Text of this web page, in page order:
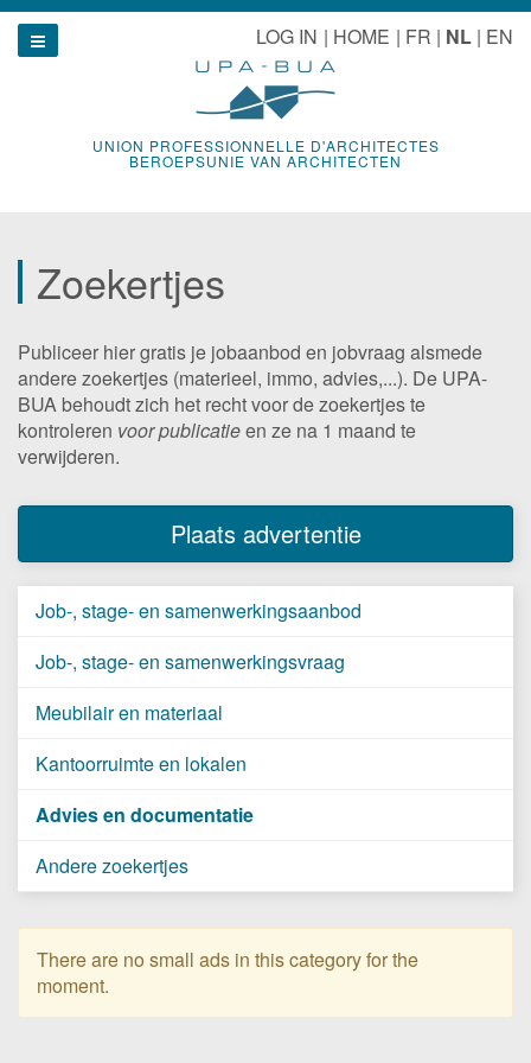
Naar
inhoud
LOG IN HOME FR NL EN
UNION PROFESSIONNELLE D'ARCHITECTES
BEROEPSUNIE VAN ARCHITECTEN
Show navigation
Zoekertjes
Publiceer hier gratis je jobaanbod en jobvraag alsmede
andere zoekertjes (materieel, immo, advies,...). De UPA-
BUA behoudt zich het recht voor de zoekertjes te
kontroleren voor publicatieen ze na 1 maand te
verwijderen.
Plaats advertentie
Job-, stage- en samenwerkingsaanbod
Job-, stage- en samenwerkingsvraag
Meubilair en materiaal
Kantoorruimte en lokalen
Advies en documentatie
Andere zoekertjes
There are no small ads in this category for the
moment.